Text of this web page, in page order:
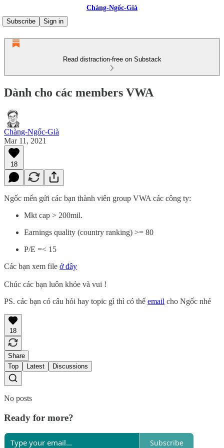
Chàng-Ngốc-Già
Subscribe
Sign in
Read distraction-free on Substack
Dành cho các members VWA
Chàng-Ngốc-Già
Mar 11, 2021
18
Ngốc mến gửi các bạn thành viên group VWA các công ty:
Mkt cap > 200mil.
Earnings quality (country ranking) >= 80
P/E =< 15
Các bạn xem file ở đây
Chúc các bạn luôn khỏe và vui !
PS. các bạn có câu hỏi hay topic gì thì có thể email cho Ngốc nhé
18
Share
Top
Latest Discussions
No posts
Ready for more?
Subscribe